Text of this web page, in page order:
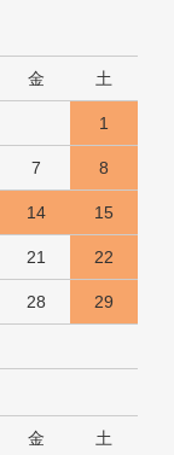
金 土
1
7 8
14 15
21 22
28 29
金 土